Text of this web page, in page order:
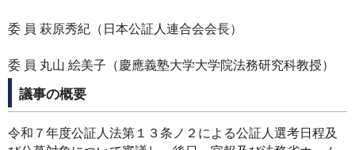
委 員 萩原秀紀（日本公証人連合会会長）
委 員 丸山 絵美子（慶應義塾大学大学院法務研究科教授）
議事の概要
令和７年度公証人法第１３条ノ２による公証人選考日程及